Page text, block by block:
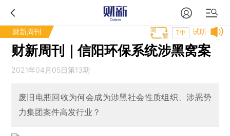
财新周刊 试听
T中
财新周刊｜信阳环保系统涉黑窝案
2021年04月05日第13期
废旧电瓶回收为何会成为涉黑社会性质组织、涉恶势
力集团案件高发行业？